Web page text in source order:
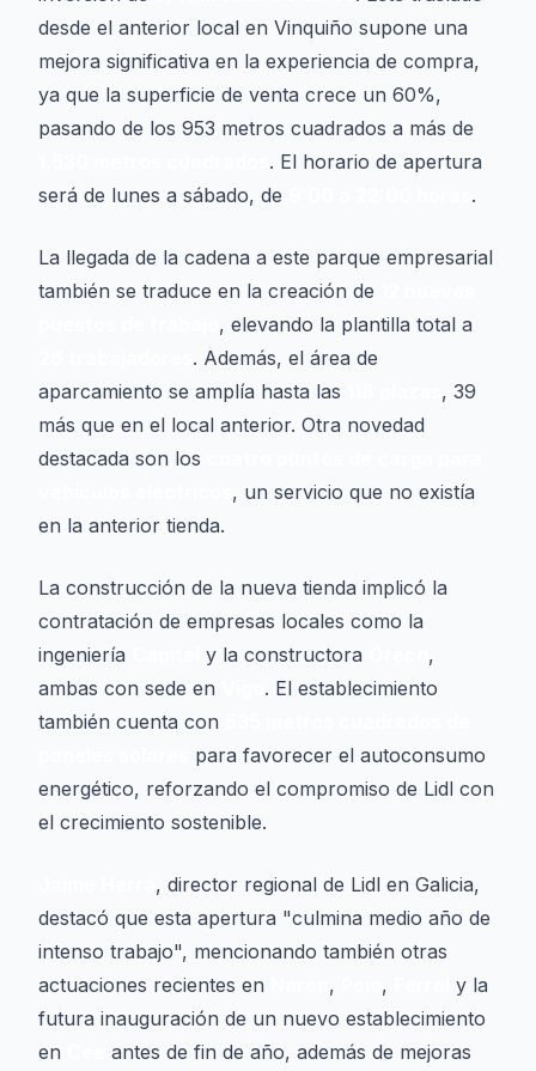
desde el anterior local en Vinquiño supone una
mejora significativa en la experiencia de compra,
ya que la superficie de venta crece un 60%,
pasando de los 953 metros cuadrados a más de
. El horario de apertura
será de lunes a sábado, de
.
La llegada de la cadena a este parque empresarial
también se traduce en la creación de
, elevando la plantilla total a
. Además, el área de
aparcamiento se amplía hasta las
, 39
más que en el local anterior. Otra novedad
destacada son los
, un servicio que no existía
en la anterior tienda.
La construcción de la nueva tienda implicó la
contratación de empresas locales como la
ingeniería
y la constructora
,
ambas con sede en
. El establecimiento
también cuenta con
para favorecer el autoconsumo
energético, reforzando el compromiso de Lidl con
el crecimiento sostenible.
, director regional de Lidl en Galicia,
destacó que esta apertura "culmina medio año de
intenso trabajo", mencionando también otras
actuaciones recientes en
, ,
y la
futura inauguración de un nuevo establecimiento
en
antes de fin de año, además de mejoras